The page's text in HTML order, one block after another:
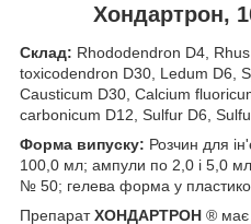
Хондартрон,
Склад: Rhododendron D4,
toxicodendron D30, Ledum D6,
Causticum D30, Calcium
carbonicum D12, Sulfur D6,
Форма випуску: Розчин для
100,0 мл; ампули по 2,0 і 5,0
№ 50; гелева форма у
ПрепаратХОНДАРТРОН ® має